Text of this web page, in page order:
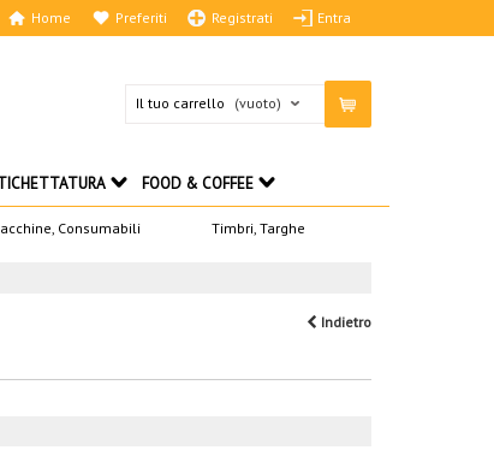
Registrati Entra
Preferiti
Home
Il tuo carrello (vuoto)
Consumabili Timbri, Targhe
FOOD & COFFEE
Indietro